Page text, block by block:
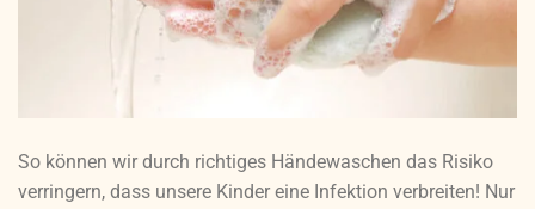
So können wir durch richtiges Händewaschen das Risiko
verringern, dass unsere Kinder eine Infektion verbreiten! Nur